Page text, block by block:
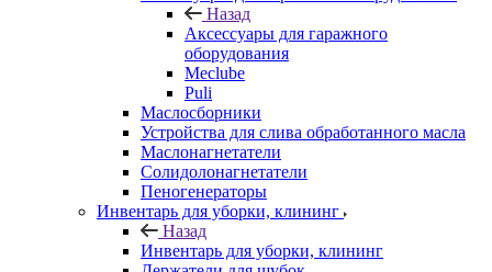
Назад
Аксессуары для гаражного
оборудования
Meclube
Puli
Маслосборники
Устройства для слива обработанного масла
Маслонагнетатели
Солидолонагнетатели
Пеногенераторы
Инвентарь для уборки, клининг
Назад
Инвентарь для уборки, клининг